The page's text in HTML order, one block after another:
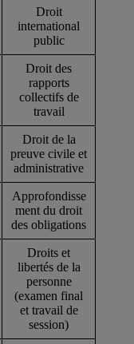
Droit
international
public
Droit des
rapports
collectifs de
travail
Droit de la
preuve civile et
administrative
Approfondisse
ment du droit
des obligations
Droits et
libertés de la
personne
(examen final
et travail de
session)